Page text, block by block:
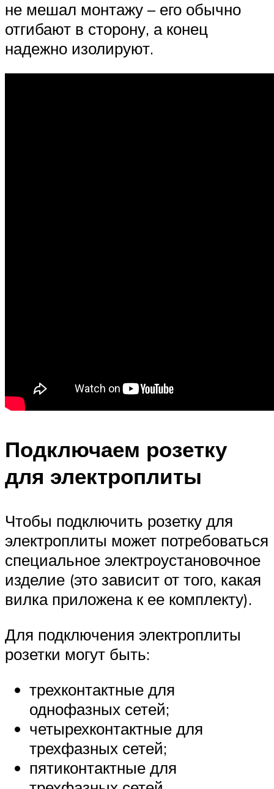
не мешал монтажу – его обычно
отгибают в сторону, а конец
надежно изолируют.
Подключаем розетку
для электроплиты
Чтобы подключить розетку для
электроплиты может потребоваться
специальное электроустановочное
изделие (это зависит от того, какая
вилка приложена к ее комплекту).
Для подключения электроплиты
розетки могут быть:
трехконтактные для
однофазных сетей;
четырехконтактные для
трехфазных сетей;
пятиконтактные для